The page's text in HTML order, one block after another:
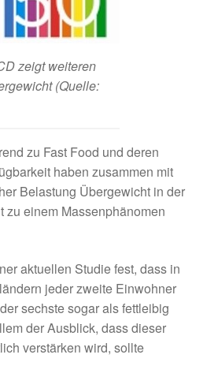
zeigt weiteren
(Quelle:
zu Fast Food und deren
haben zusammen mit
Belastung Übergewicht in der
zu einem Massenphänomen
aktuellen Studie fest, dass in
jeder zweite Einwohner
sechste sogar als fettleibig
der Ausblick, dass dieser
verstärken wird, sollte